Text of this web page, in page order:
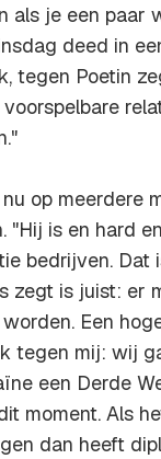
als je een paar
deed in
tegen Poetin
op meerdere
"Hij is en hard
bedrijven. Dat
zegt is juist: er
Een
tegen mij: wij
een Derde
moment. Als
dan heeft